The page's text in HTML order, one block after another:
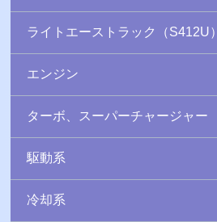
ライトエーストラック（S412U）
エンジン
ターボ、スーパーチャージャー
駆動系
冷却系